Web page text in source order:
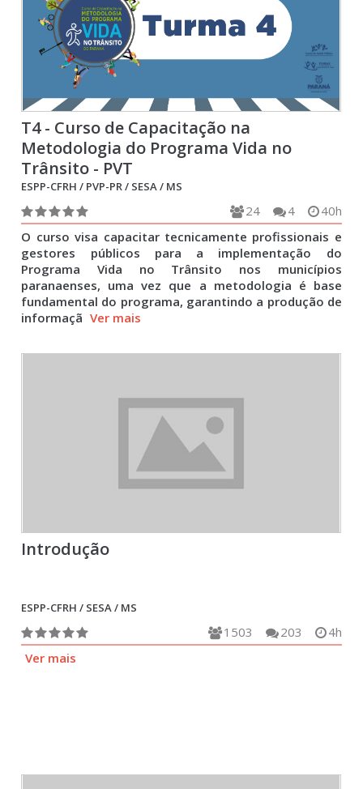
T4 - Curso de Capacitação na
Metodologia do Programa Vida no
Trânsito - PVT
ESPP-CFRH / PVP-PR / SESA / MS
40h
4
24
O curso visa capacitar tecnicamente profissionais e
gestores públicos para a implementação do
Programa Vida no Trânsito nos municípios
paranaenses, uma vez que a metodologia é base
fundamental do programa, garantindo a produção de
informaçã Ver mais
Introdução
ESPP-CFRH / SESA / MS
4h
203
1503
Ver mais